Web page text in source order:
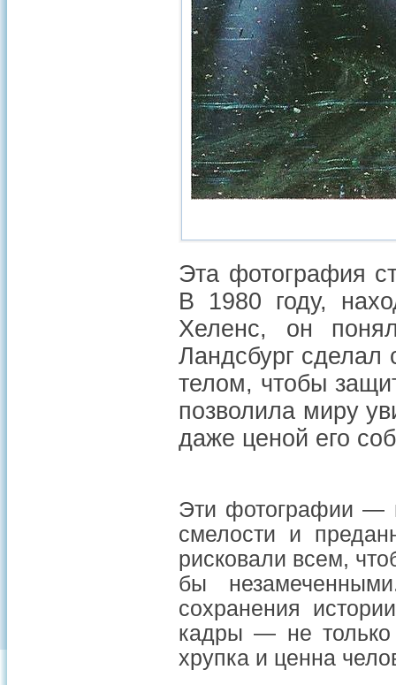
Эта фотография
В 1980 году,
Хеленс, он
Ландсбург
телом, чтобы
позволила миру
даже ценой его
Эти фотографии —
смелости и
рисковали всем,
бы
сохранения
кадры — не только
хрупка и ценна